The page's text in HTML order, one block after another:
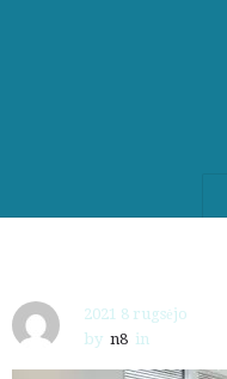
2021 8 rugsėjo
by n8 in